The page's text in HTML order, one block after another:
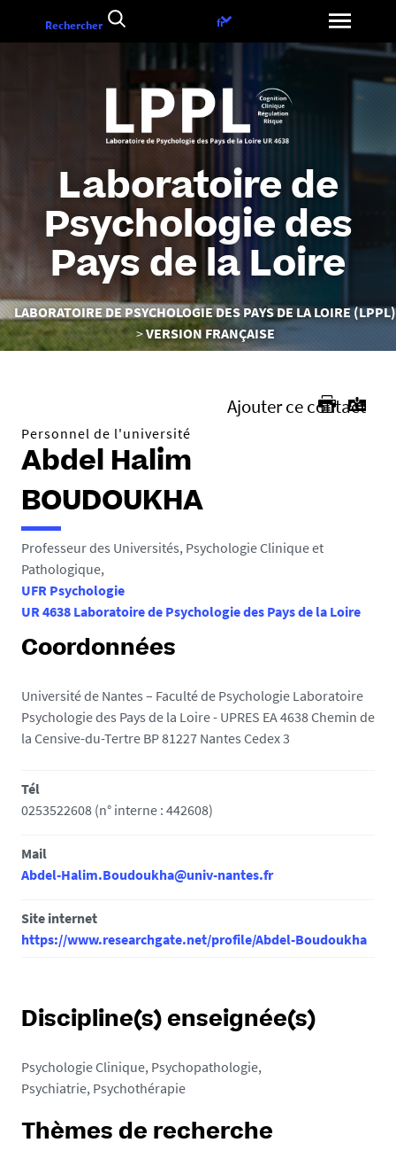
Laboratoire de
Psychologie des
Pays de la Loire
Vous
êtes
ici :
LABORATOIRE DE PSYCHOLOGIE DES PAYS DE LA LOIRE (LPPL)
VERSION FRANÇAISE
Rechercher
Choix
langue
fr
Ajouter ce contact
Personnel de l'université
Abdel Halim
BOUDOUKHA
Professeur des Universités, Psychologie Clinique et
Pathologique,
UFR Psychologie
UR 4638 Laboratoire de Psychologie des Pays de la Loire
Coordonnées
Université de Nantes – Faculté de Psychologie Laboratoire
Psychologie des Pays de la Loire - UPRES EA 4638 Chemin de
la Censive-du-Tertre BP 81227 Nantes Cedex 3
Tél
0253522608 (n° interne : 442608)
Mail
Abdel-Halim.Boudoukha@univ-nantes.fr
Site internet
https://www.researchgate.net/profile/Abdel-Boudoukha
Discipline(s) enseignée(s)
Psychologie Clinique, Psychopathologie,
Psychiatrie, Psychothérapie
Thèmes de recherche